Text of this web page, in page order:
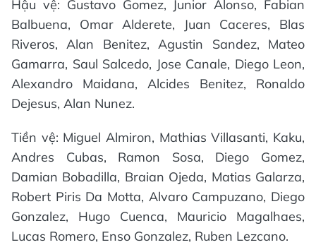
Hậu vệ: Gustavo Gomez, Junior Alonso, Fabian
Balbuena, Omar Alderete, Juan Caceres, Blas
Riveros, Alan Benitez, Agustin Sandez, Mateo
Gamarra, Saul Salcedo, Jose Canale, Diego Leon,
Alexandro Maidana, Alcides Benitez, Ronaldo
Dejesus, Alan Nunez.
Tiền vệ: Miguel Almiron, Mathias Villasanti, Kaku,
Andres Cubas, Ramon Sosa, Diego Gomez,
Damian Bobadilla, Braian Ojeda, Matias Galarza,
Robert Piris Da Motta, Alvaro Campuzano, Diego
Gonzalez, Hugo Cuenca, Mauricio Magalhaes,
Lucas Romero, Enso Gonzalez, Ruben Lezcano.